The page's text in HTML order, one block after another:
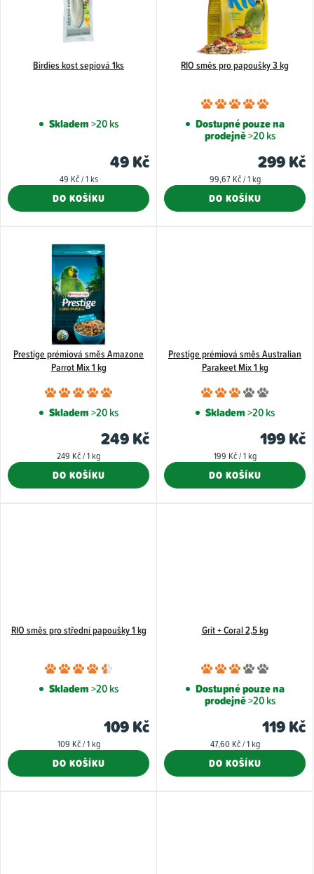
ů
Birdies kost sepiová 1ks
Skladem>20 ks
49 Kč
Měrná
49 Kč / 1 ks
DO KOŠÍKU
RIO směs pro papoušky 3 kg
je
5,0
z
Dostupné pouze na
prodejně>20 ks
299 Kč
Měrná
99,67 Kč / 1 kg
DO KOŠÍKU
Prestige prémiová směs Amazone
Parrot Mix 1 kg
Průměrné
hodnocení
je
5,0
5
Skladem>20 ks
249 Kč
Měrná
249 Kč / 1 kg
DO KOŠÍKU
Prestige prémiová směs Australian
Parakeet Mix 1 kg
je
3,0
5
Skladem>20 ks
199 Kč
Měrná
199 Kč / 1 kg
DO KOŠÍKU
RIO směs pro střední papoušky 1 kg
Průměrné
hodnocení
je
4,5
z
Skladem>20 ks
109 Kč
Měrná
109 Kč / 1 kg
DO KOŠÍKU
Grit + Coral 2,5 kg
je
3,0
z
Dostupné pouze na
prodejně>20 ks
119 Kč
Měrná
47,60 Kč / 1 kg
DO KOŠÍKU